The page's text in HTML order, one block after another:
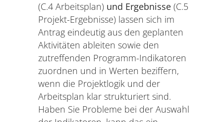
(C.4 Arbeitsplan) und Ergebnisse(C.5
Projekt-Ergebnisse) lassen sich im
Antrag eindeutig aus den geplanten
Aktivitäten ableiten sowie den
zutreffenden Programm-Indikatoren
zuordnen und in Werten beziffern,
wenn die Projektlogik und der
Arbeitsplan klar strukturiert sind.
Haben Sie Probleme bei der Auswahl